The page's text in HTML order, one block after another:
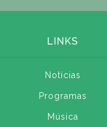
LINKS
Notícias
Programas
Música